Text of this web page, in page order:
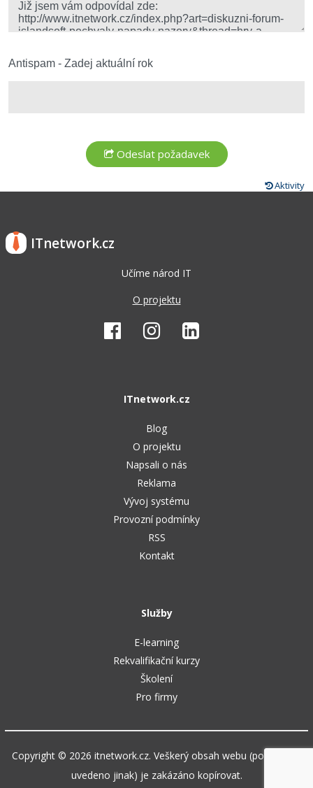
Fórum
Kybernetická bezpečnost
Antispam - Zadej aktuální rok
Aktivity
ITnetwork.cz
Učíme národ IT
O projektu
ITnetwork.cz
Blog
O projektu
Napsali o nás
Reklama
Vývoj systému
Provozní podmínky
RSS
Kontakt
Služby
E-learning
Rekvalifikační kurzy
Školení
Pro firmy
Copyright © 2026 itnetwork.cz. Veškerý obsah webu (pokud není
uvedeno jinak) je zakázáno kopírovat.